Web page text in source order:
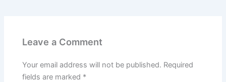
Leave a Comment
Your email address will not be published. Required
fields are marked *